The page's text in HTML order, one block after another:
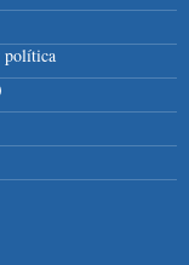
política